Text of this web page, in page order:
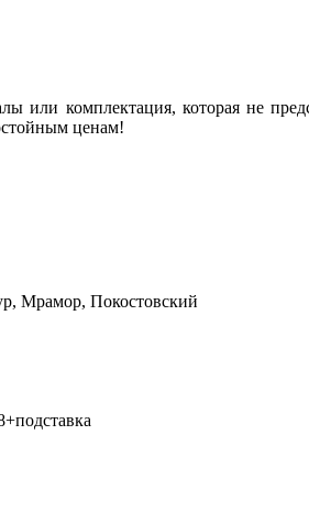
или комплектация, которая не
ценам!
Мрамор, Покостовский